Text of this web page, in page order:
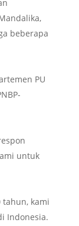
beberapa
PU
untuk
kami
Indonesia.